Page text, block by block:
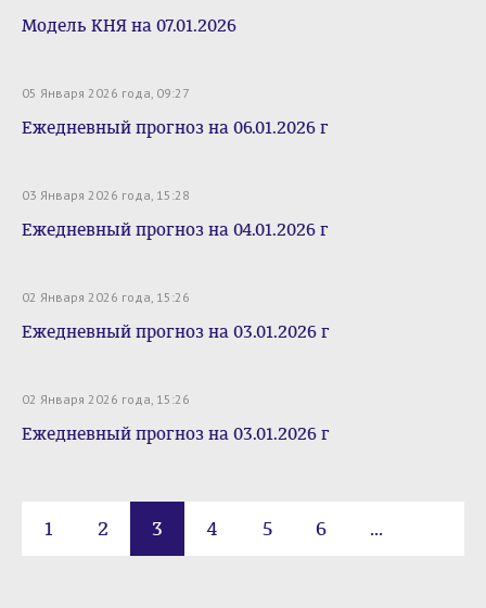
Модель КНЯ на 07.01.2026
05 Января 2026 года, 09:27
Ежедневный прогноз на 06.01.2026 г
03 Января 2026 года, 15:28
Ежедневный прогноз на 04.01.2026 г
02 Января 2026 года, 15:26
Ежедневный прогноз на 03.01.2026 г
02 Января 2026 года, 15:26
Ежедневный прогноз на 03.01.2026 г
1 2 3 4 5 6 ...